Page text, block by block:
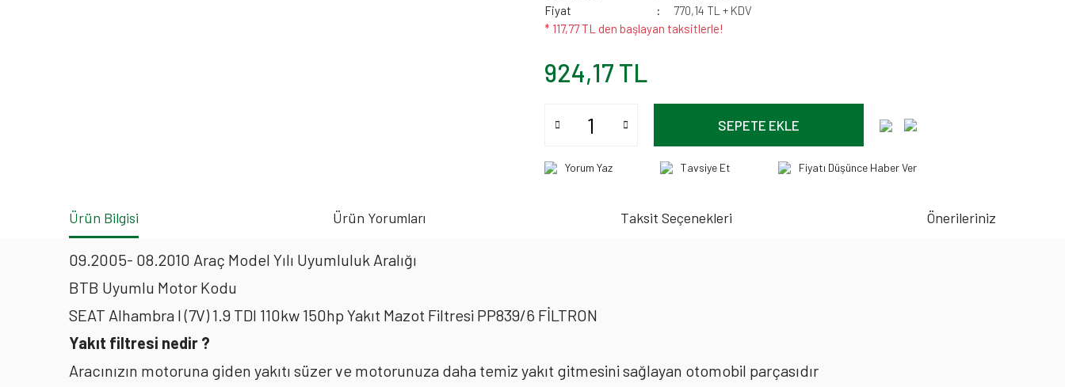
Fiyat
770,14 TL + KDV
* 117,77 TL den başlayan taksitlerle!
924,17 TL
SEPETE EKLE
Yorum Yaz Tavsiye Et Fiyatı Düşünce Haber Ver
Ürün Bilgisi Ürün Yorumları Taksit Seçenekleri Önerileriniz
09.2005- 08.2010 Araç Model Yılı Uyumluluk Aralığı
BTB Uyumlu Motor Kodu
SEAT Alhambra I (7V) 1.9 TDI 110kw 150hp Yakıt Mazot Filtresi PP839/6 FİLTRON
Yakıt filtresi nedir ?
Aracınızın motoruna giden yakıtı süzer ve motorunuza daha temiz yakıt gitmesini sağlayan otomobil parçasıdır